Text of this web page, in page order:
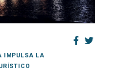
IMPULSA LA